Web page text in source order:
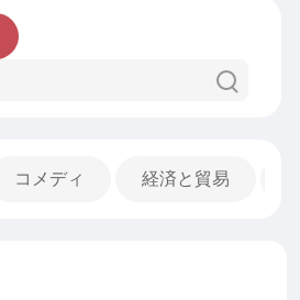
コメディ 経済と貿易